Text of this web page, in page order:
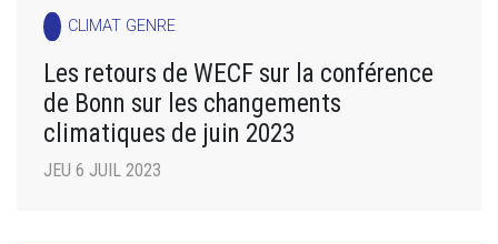
CLIMAT GENRE
Les retours de WECF sur la conférence
de Bonn sur les changements
climatiques de juin 2023
JEU 6 JUIL 2023